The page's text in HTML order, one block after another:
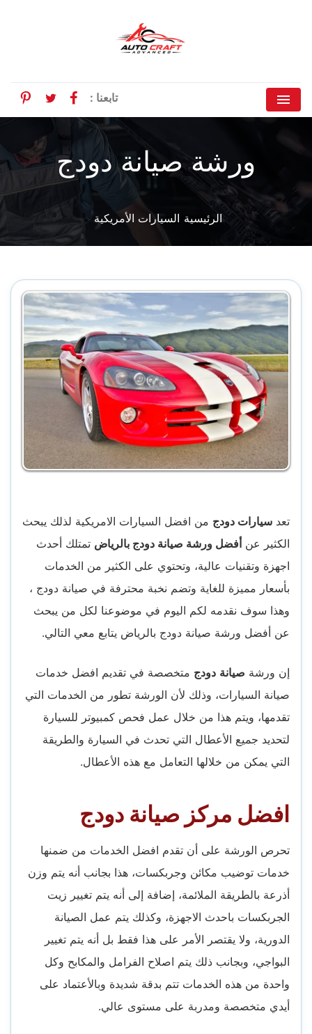
تابعنا : facebook
twitter
ورشة صيانة دودج
الرئيسية السيارات الأمريكية
تعد سيارات دودج من افضل السيارات الامريكية لذلك يبحث
الكثير عن أفضل ورشة صيانة دودج بالرياض تمتلك أحدث
اجهزة وتقنيات عالية، وتحتوي على الكثير من الخدمات
بأسعار مميزة للغاية وتضم نخبة محترفة في صيانة دودج ،
وهذا سوف نقدمه لكم اليوم في موضوعنا لكل من يبحث
عن أفضل ورشة صيانة دودج بالرياض يتابع معي التالي.
إن ورشة صيانة دودج متخصصة في تقديم افضل خدمات
صيانة السيارات، وذلك لأن الورشة تطور من الخدمات التي
تقدمها، ويتم هذا من خلال عمل فحص كمبيوتر للسيارة
لتحديد جميع الأعطال التي تحدث في السيارة والطريقة
التي يمكن من خلالها التعامل مع هذه الأعطال.
افضل مركز صيانة دودج
تحرص الورشة على أن تقدم افضل الخدمات من ضمنها
خدمات توضيب مكائن وجربكسات، هذا بجانب أنه يتم وزن
أذرعة بالطريقة الملائمة، إضافة إلى أنه يتم تغيير زيت
الجربكسات باحدث الاجهزة، وكذلك يتم عمل الصيانة
الدورية، ولا يقتصر الأمر على هذا فقط بل أنه يتم تغيير
البواجي، وبجانب ذلك يتم اصلاح الفرامل والمكابح وكل
واحدة من هذه الخدمات تتم بدقة شديدة وبالأعتماد على
أيدي متخصصة ومدربة على مستوى عالي.